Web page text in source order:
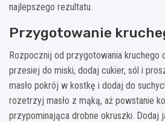
najlepszego rezultatu.
Przygotowanie
Rozpocznij od przygotowania kruchego
przesiej do miski, dodaj cukier, sól i
masło pokrój w kostkę i dodaj do
rozetrzyj masło z mąką, aż powstanie
przypominająca drobne okruszki. Dodaj